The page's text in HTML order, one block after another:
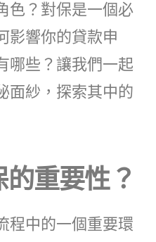
色？對保是一個必
影響你的貸款申
哪些？讓我們一起
面紗，探索其中的
重要性？
程中的一個重要環